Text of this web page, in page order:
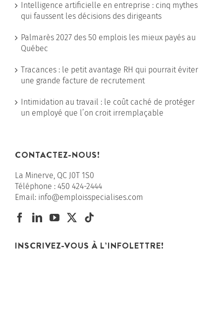
Intelligence artificielle en entreprise : cinq mythes
qui faussent les décisions des dirigeants
Palmarès 2027 des 50 emplois les mieux payés au
Québec
Tracances : le petit avantage RH qui pourrait éviter
une grande facture de recrutement
Intimidation au travail : le coût caché de protéger
un employé que l’on croit irremplaçable
CONTACTEZ-NOUS!
La Minerve, QC J0T 1S0
Téléphone : 450 424-2444
Email: info@emploisspecialises.com
INSCRIVEZ-VOUS À L’INFOLETTRE!